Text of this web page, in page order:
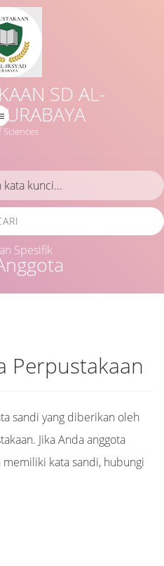
SD AL-
Sciences
Spesifik
Perpustakaan
sandi yang diberikan oleh
Jika Anda anggota
kata sandi, hubungi